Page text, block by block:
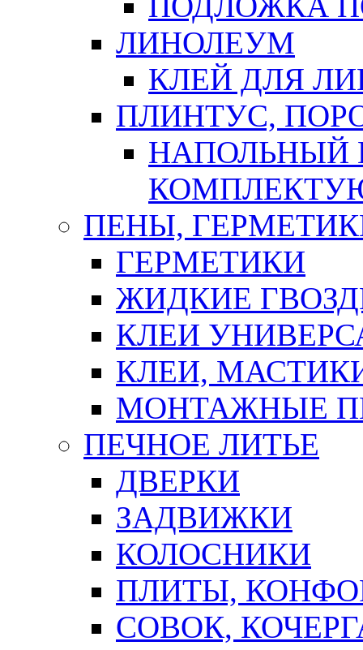
ЛИНОЛЕУМ
КЛЕЙ ДЛЯ
ПЛИНТУС,
НАПОЛЬНЫЙ
ПЕНЫ,
ГЕРМЕТИКИ
ЖИДКИЕ
КЛЕИ
КЛЕИ,
МОНТАЖНЫЕ
ПЕЧНОЕ ЛИТЬЕ
ДВЕРКИ
ЗАДВИЖКИ
КОЛОСНИКИ
ПЛИТЫ,
СОВОК,